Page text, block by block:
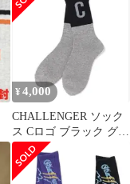
¥ 4,000
CHALLENGER ソック
ス Cロゴ ブラック グレ
ー